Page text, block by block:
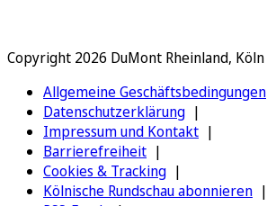
Copyright 2026 DuMont Rheinland, Köln
Allgemeine Geschäftsbedingungen
Datenschutzerklärung
Impressum und Kontakt
Barrierefreiheit
Cookies & Tracking
Kölnische Rundschau abonnieren